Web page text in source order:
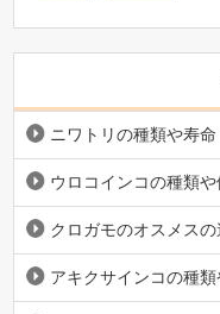
ニワトリの種類や寿
ウロコインコの種類
クロガモのオスメス
アキクサインコの種